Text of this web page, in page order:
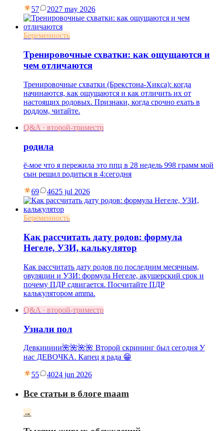
57 2027 may 2026
Беременность
Тренировочные схватки: как ощущаются и
чем отличаются
Тренировочные схватки (Брекстона-Хикса): когда
начинаются, как ощущаются и как отличить их от
настоящих родовых. Признаки, когда срочно ехать в
роддом, читайте.
Q&A · второй-триместр
родила
ё-мое что я пережила это ппц в 28 недель 998 грамм мой
сын решил родиться в 4:сегодня
69 4625 jul 2026
Беременность
Как рассчитать дату родов: формула
Негеле, УЗИ, калькулятор
Как рассчитать дату родов по последним месячным,
овуляции и УЗИ: формула Негеле, акушерский срок и
почему ПДР сдвигается. Посчитайте ПДР
калькулятором amma.
Q&A · второй-триместр
Узнали пол
Девкиииии🌺🌺🌺🌺 Второй скрининг был сегодня У
нас ДЕВОЧКА. Капец я рада 😁
55 4024 jun 2026
Все статьи в блоге maam
→